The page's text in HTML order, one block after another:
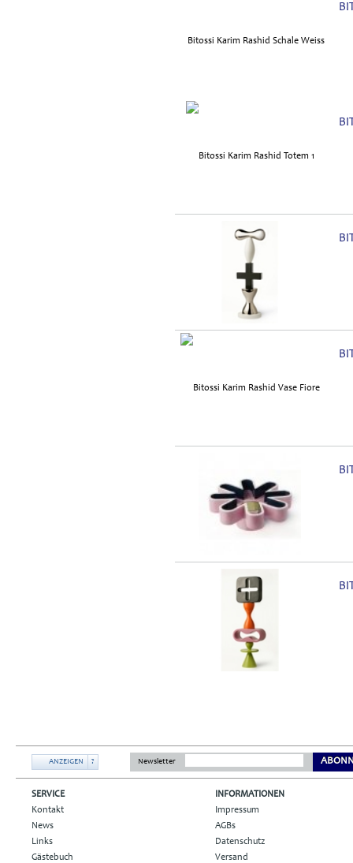
ANZEIGEN ? Newsletter
SERVICE
Kontakt
News
Links
Gästebuch
INFORMATIONEN
Impressum
AGBs
Datenschutz
Versand